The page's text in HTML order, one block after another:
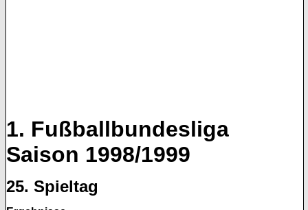
1. Fußballbundesliga
Saison 1998/1999
25. Spieltag